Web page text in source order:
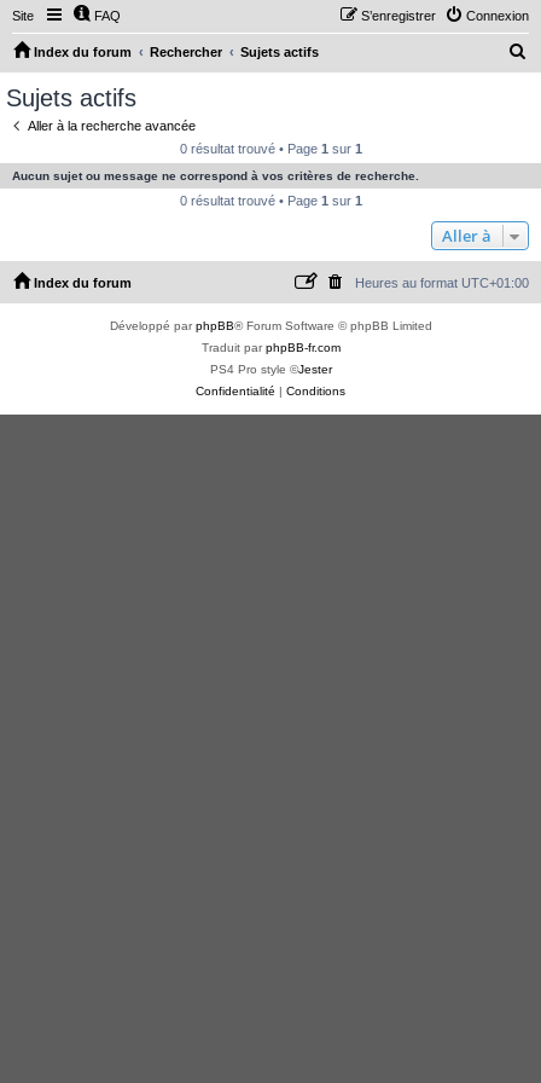
Site FAQ Connexion
S’enregistrer
Index du forum Rechercher Sujets actifs
e
c
e
Sujets actifs
Aller à la recherche avancée
0 résultat trouvé • Page 1 sur 1
Aucun sujet ou message ne correspond à vos critères de recherche.
0 résultat trouvé • Page 1 sur 1
Aller à
Index du forum Heures au format UTC+01:00
Développé parphpBB® Forum Software © phpBB Limited
Traduit parphpBB-fr.com
PS4 Pro style ©Jester
Confidentialité | Conditions